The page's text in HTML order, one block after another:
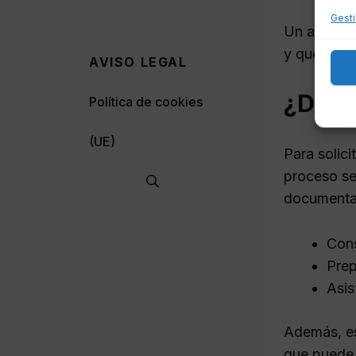
Un
y que se
Para
proceso
Además,
AVISO LEGAL
Política de cookies
(UE)